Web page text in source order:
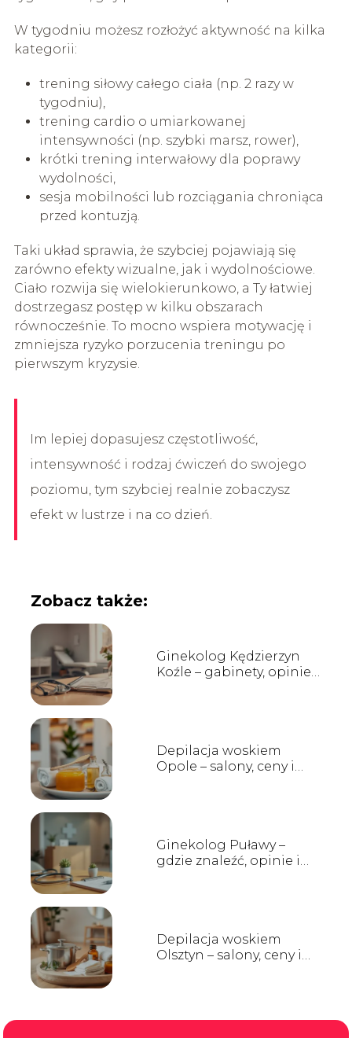
W tygodniu możesz rozłożyć aktywność na kilka
kategorii:
trening siłowy całego ciała (np. 2 razy w
tygodniu),
trening cardio o umiarkowanej
intensywności (np. szybki marsz, rower),
krótki trening interwałowy dla poprawy
wydolności,
sesja mobilności lub rozciągania chroniąca
przed kontuzją.
Taki układ sprawia, że szybciej pojawiają się
zarówno efekty wizualne, jak i wydolnościowe.
Ciało rozwija się wielokierunkowo, a Ty łatwiej
dostrzegasz postęp w kilku obszarach
równocześnie. To mocno wspiera motywację i
zmniejsza ryzyko porzucenia treningu po
pierwszym kryzysie.
Im lepiej dopasujesz częstotliwość,
intensywność i rodzaj ćwiczeń do swojego
poziomu, tym szybciej realnie zobaczysz
efekt w lustrze i na co dzień.
Zobacz także:
Ginekolog Kędzierzyn
Koźle – gabinety, opinie,
Depilacja woskiem
Opole – salony, ceny i
Ginekolog Puławy –
gdzie znaleźć, opinie i
Depilacja woskiem
Olsztyn – salony, ceny i